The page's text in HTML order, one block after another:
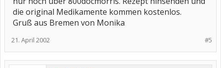
die original Medikamente kommen kostenlos.
Gruß aus Bremen von Monika
#5
21. April 2002